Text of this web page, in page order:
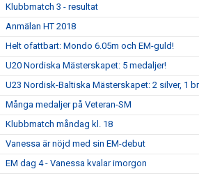
Klubbmatch 3 - resultat
Anmälan HT 2018
Helt ofattbart: Mondo 6.05m och EM-guld!
U20 Nordiska Mästerskapet: 5 medaljer!
U23 Nordisk-Baltiska Mästerskapet: 2 silver, 1
Många medaljer på Veteran-SM
Klubbmatch måndag kl. 18
Vanessa är nöjd med sin EM-debut
EM dag 4 - Vanessa kvalar imorgon